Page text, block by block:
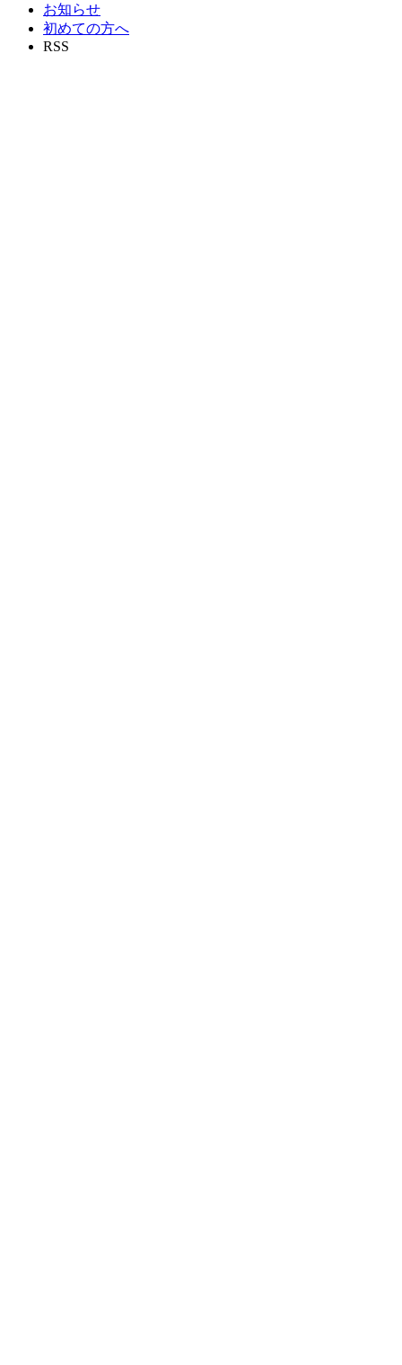
お知らせ
初めての方へ
RSS